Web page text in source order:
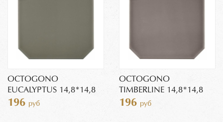
OCTOGONO
EUCALYPTUS 14,8*14,8
196 руб
OCTOGONO
TIMBERLINE 14,8*14,8
196 руб